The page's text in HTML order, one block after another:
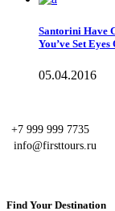
Santorini Have
You’ve Set Eyes
05.04.2016
+7 999 999 7735
info@firsttours.ru
Find Your Destination